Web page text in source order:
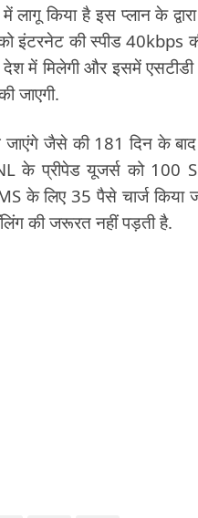
किया है इस प्लान के
इंटरनेट की स्पीड 40kbps
देश में मिलेगी और इसमें
जाएगी.
जाएंगे जैसे की 181 दिन के
के प्रीपेड यूजर्स को 100
के लिए 35 पैसे चार्ज किया
की जरूरत नहीं पड़ती है.